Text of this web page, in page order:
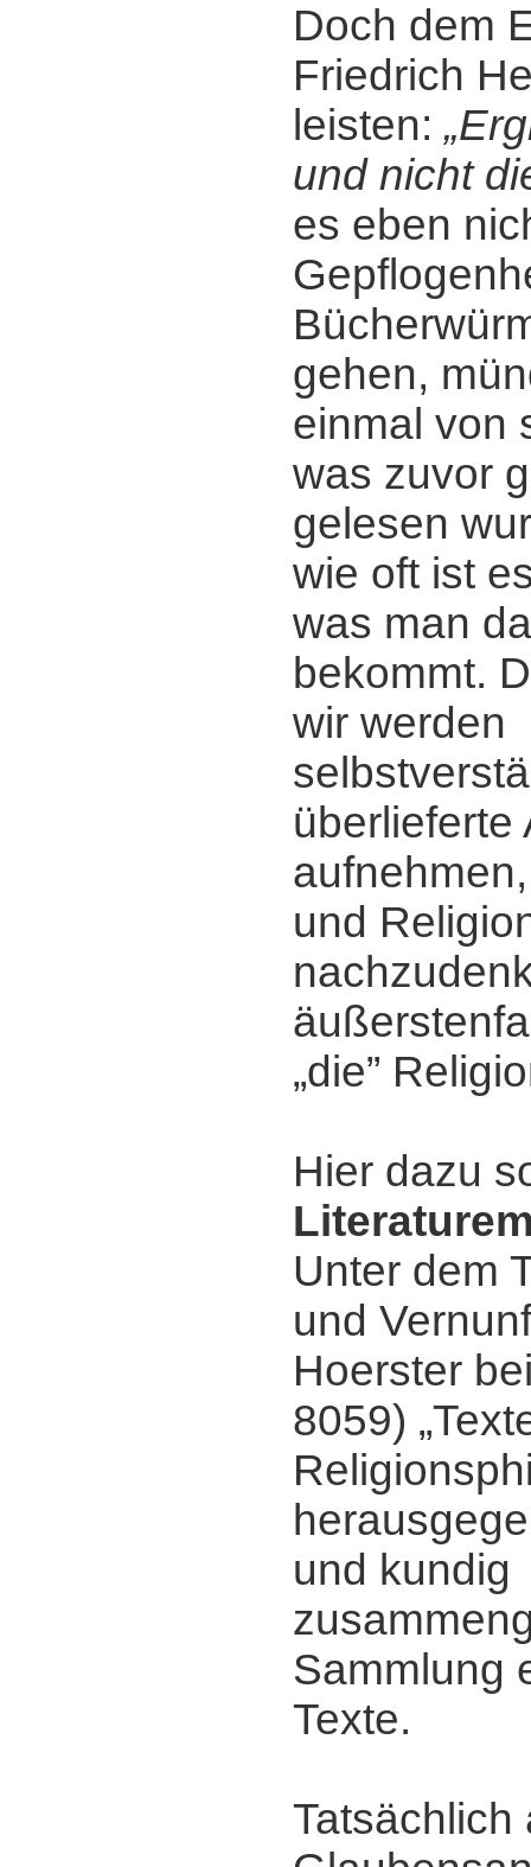
Doch dem
Friedrich
leisten:
und nicht
es eben
gehen,
einmal von
was zuvor
gelesen
wie oft ist
was man
bekommt.
wir werden
überlieferte
und
„die”
Hier dazu
Unter dem
und
Hoerster
8059)
und kundig
Sammlung
Texte.
Tatsächlich